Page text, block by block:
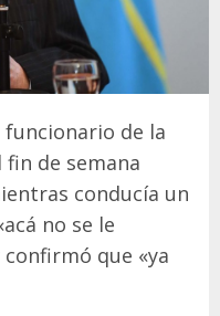
de la
fin de semana
conducía un
no se le
que «ya